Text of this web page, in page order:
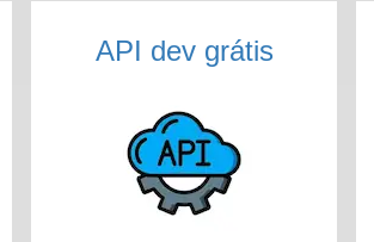
API dev grátis